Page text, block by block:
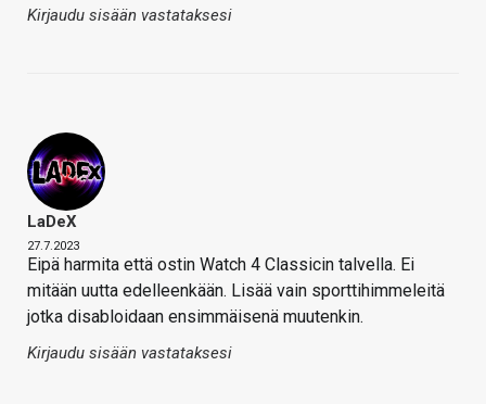
Kirjaudu sisään vastataksesi
LaDeX
27.7.2023
Eipä harmita että ostin Watch 4 Classicin talvella. Ei
mitään uutta edelleenkään. Lisää vain sporttihimmeleitä
jotka disabloidaan ensimmäisenä muutenkin.
Kirjaudu sisään vastataksesi